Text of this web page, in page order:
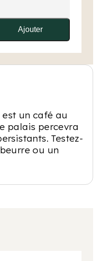
Ajouter
un café au
palais percevra
Testez-
ou un